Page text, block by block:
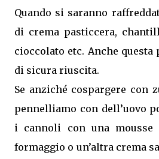
Quando si saranno
di crema pasticcera,
cioccolato etc. Anche questa
di sicura riuscita.
Se anziché cospargere con
pennelliamo con dell’uovo
i cannoli con una
formaggio o un’altra crema